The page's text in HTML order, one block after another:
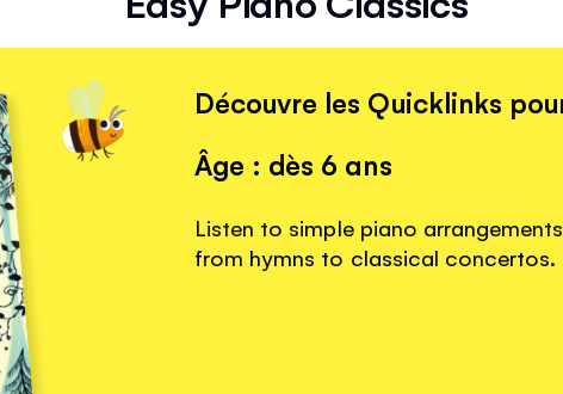
Découvre les Quicklinks
Âge : dès 6 ans
Listen to simple piano
from hymns to classical concertos.